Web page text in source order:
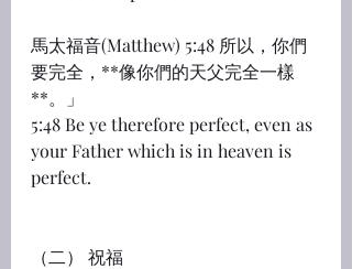
馬太福音(Matthew) 5:48 所以，你們
要完全，**像你們的天父完全一樣
**。」
5:48 Be ye therefore perfect, even as
your Father which is in heaven is
perfect.
（二） 祝福